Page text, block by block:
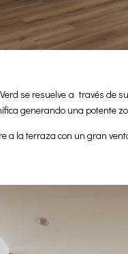
se resuelve a través de
generando una potente
a la terraza con un gran